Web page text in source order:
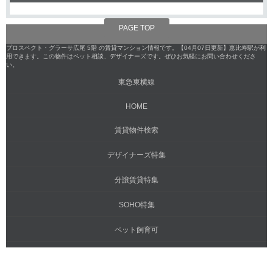
PAGE TOP
プロスペクト・グラーサ広尾 5階 の賃貸マンション情報です。【04月07日更新】恵比寿駅が利
用できます。この物件はペット相談、デザイナーズです。ぜひお気軽にお問い合わせくださ
い。
東急東横線
HOME
賃貸物件検索
デザイナーズ特集
分譲賃貸特集
SOHO特集
ペット飼育可